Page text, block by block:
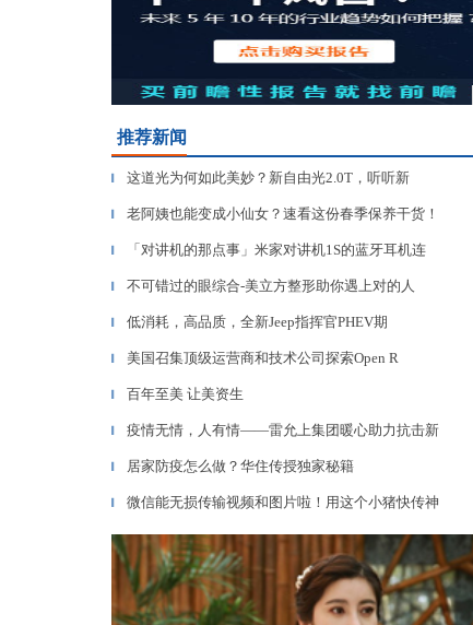
推荐新闻
▎ 这道光为何如此美妙？新自由光2.0T，听听新
▎ 老阿姨也能变成小仙女？速看这份春季保养干货！
▎ 「对讲机的那点事」米家对讲机1S的蓝牙耳机连
▎ 不可错过的眼综合-美立方整形助你遇上对的人
▎ 低消耗，高品质，全新Jeep指挥官PHEV期
▎ 美国召集顶级运营商和技术公司探索Open R
▎ 百年至美 让美资生
▎ 疫情无情，人有情——雷允上集团暖心助力抗击新
▎ 居家防疫怎么做？华住传授独家秘籍
▎ 微信能无损传输视频和图片啦！用这个小猪快传神